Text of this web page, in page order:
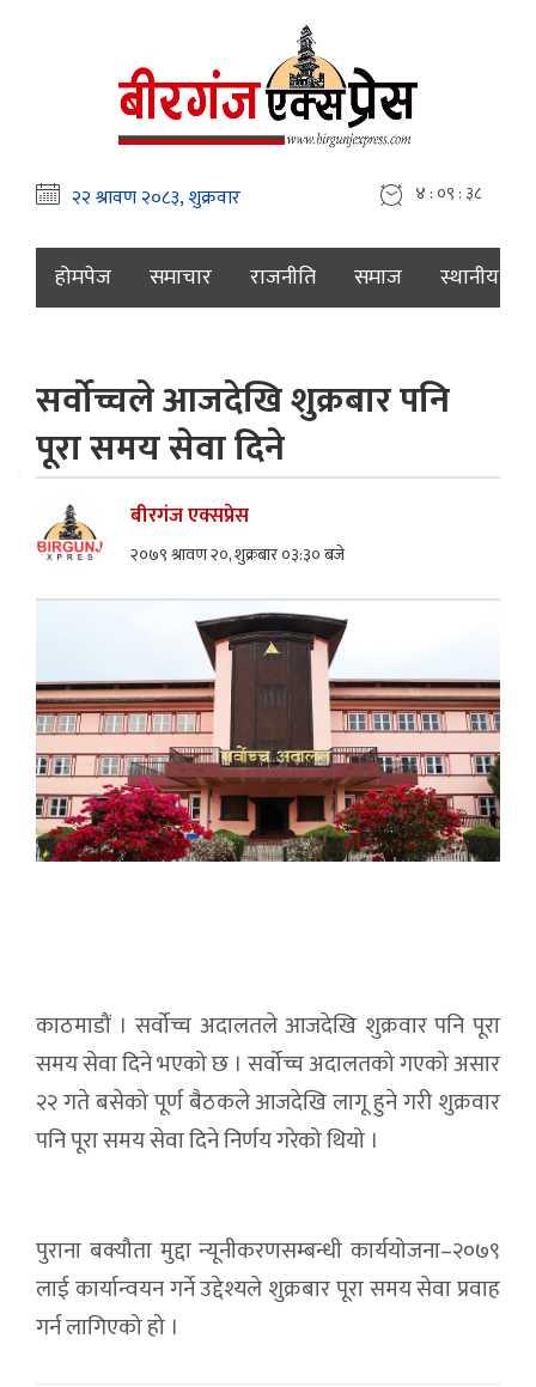
४ : ०९ : ३९
होमपेज समाचार राजनीति समाज स्थानीय
सर्वोच्चले आजदेखि शुक्रबार पनि
पूरा समय सेवा दिने
बीरगंज एक्सप्रेस
२०७९ श्रावण २०, शुक्रबार ०३:३० बजे
काठमाडौं । सर्वोच्च अदालतले आजदेखि शुक्रवार पनि पूरा
समय सेवा दिने भएको छ । सर्वोच्च अदालतको गएको असार
२२ गते बसेको पूर्ण बैठकले आजदेखि लागू हुने गरी शुक्रवार
पनि पूरा समय सेवा दिने निर्णय गरेको थियो ।
पुराना बक्यौता मुद्दा न्यूनीकरणसम्बन्धी कार्ययोजना–२०७९
लाई कार्यान्वयन गर्ने उद्देश्यले शुक्रबार पूरा समय सेवा प्रवाह
गर्न लागिएको हो ।